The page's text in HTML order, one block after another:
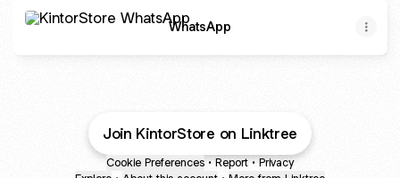
WhatsApp
Join KintorStore on Linktree
Cookie Preferences • Report • Privacy